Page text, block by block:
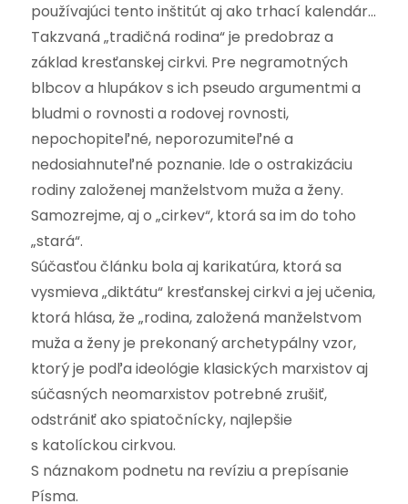
používajúci tento inštitút aj ako trhací kalendár…
Takzvaná „tradičná rodina“ je predobraz a
základ kresťanskej cirkvi. Pre negramotných
blbcov a hlupákov s ich pseudo argumentmi a
bludmi o rovnosti a rodovej rovnosti,
nepochopiteľné, neporozumiteľné a
nedosiahnuteľné poznanie. Ide o ostrakizáciu
rodiny založenej manželstvom muža a ženy.
Samozrejme, aj o „cirkev“, ktorá sa im do toho
„stará“.
Súčasťou článku bola aj karikatúra, ktorá sa
vysmieva „diktátu“ kresťanskej cirkvi a jej učenia,
ktorá hlása, že „rodina, založená manželstvom
muža a ženy je prekonaný archetypálny vzor,
ktorý je podľa ideológie klasických marxistov aj
súčasných neomarxistov potrebné zrušiť,
odstrániť ako spiatočnícky, najlepšie
s katolíckou cirkvou.
S náznakom podnetu na revíziu a prepísanie
Písma.